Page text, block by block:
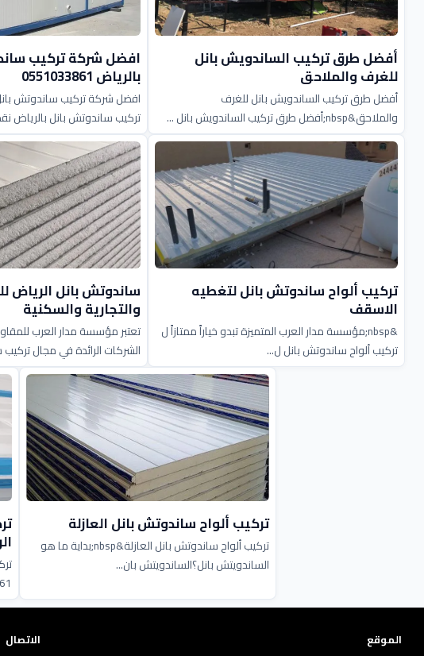
أفضل طرق تركيب الساندويش بانل
للغرف والملاحق
أفضل طرق تركيب الساندويش بانل للغرف
والملاحق&nbsp;أفضل طرق تركيب الساندويش بانل ...
افضل شركة تركيب
بالرياض 0551033861
افضل شركة تركيب ساندوتش
تركيب ساندوتش بانل بالرياض
تركيب ألواح ساندوتش بانل لتغطيه
الاسقف
&nbsp;مؤسسة مدار العرب المتميزة تبدو خياراً ممتازاً ل
تركيب ألواح ساندوتش بانل ل...
ساندوتش بانل الرياض
والتجارية والسكنية
تعتبر مؤسسة مدار العرب
الشركات الرائدة في مجال
تركيب ألواح ساندوتش بانل العازلة
تركيب ألواح ساندوتش بانل العازلة&nbsp;بداية ما هو
الساندويتش بانل؟الساندويتش بان...
الموقع الاتصال